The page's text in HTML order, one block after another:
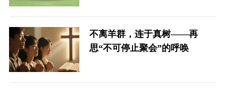
不离羊群，连于真树——再
思“不可停止聚会”的呼唤